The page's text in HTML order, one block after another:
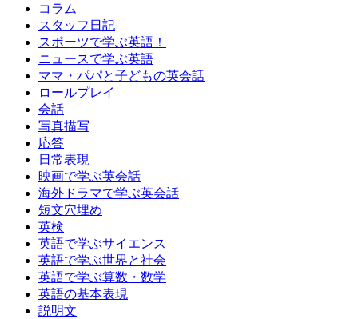
コラム
スタッフ日記
スポーツで学ぶ英語！
ニュースで学ぶ英語
ママ・パパと子どもの英会話
ロールプレイ
会話
写真描写
応答
日常表現
映画で学ぶ英会話
海外ドラマで学ぶ英会話
短文穴埋め
英検
英語で学ぶサイエンス
英語で学ぶ世界と社会
英語で学ぶ算数・数学
英語の基本表現
説明文